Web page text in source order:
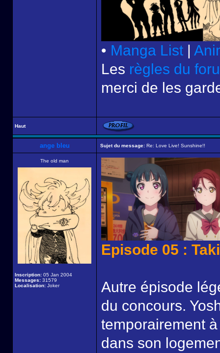
• Manga List |
Les règles du
merci de les
Haut
ange bleu Sujet du message: Re: Love Live! Sunshine!!
The old man
Inscription: 05 Jan 2004
Messages: 31579
Localisation: Joker
Episode 05 :
Autre épisode
du concours.
temporairement
dans son